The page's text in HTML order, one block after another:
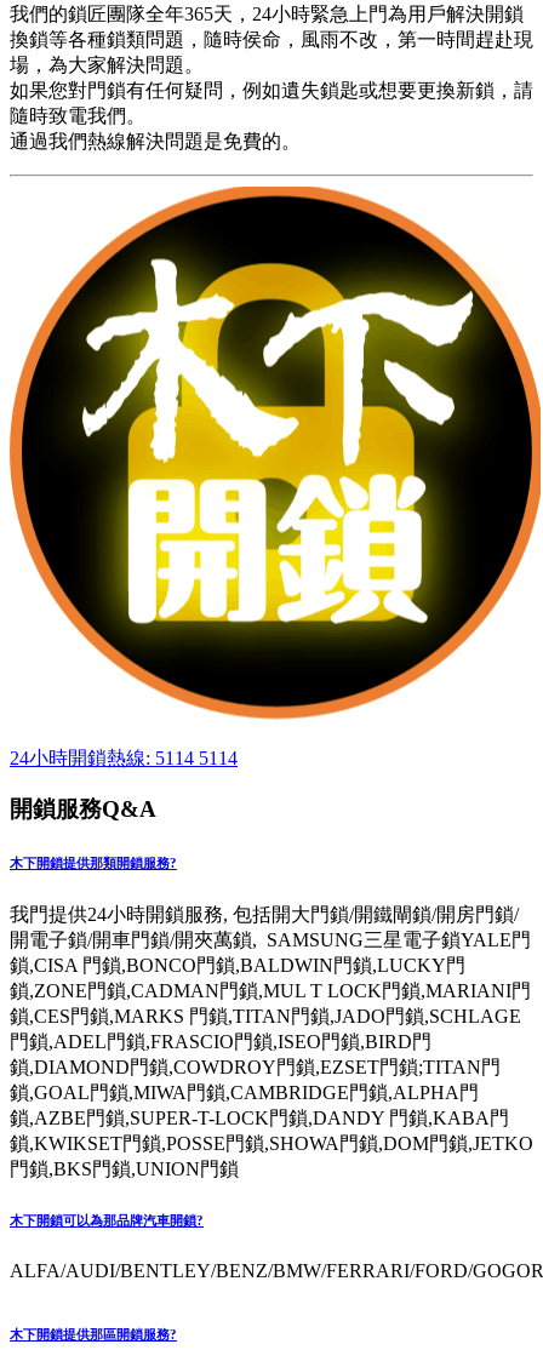
我們的鎖匠團隊全年365天，24小時緊急上門為用戶解決開鎖
換鎖等各種鎖類問題，隨時侯命，風雨不改，第一時間趕赴現
場，為大家解決問題。
如果您對門鎖有任何疑問，例如遺失鎖匙或想要更換新鎖，請
隨時致電我們。
通過我們熱線解決問題是免費的。
24小時開鎖熱線: 5114 5114
開鎖服務Q&A
木下開鎖提供那類開鎖服務?
我門提供24小時開鎖服務, 包括開大門鎖/開鐵閘鎖/開房門鎖/
開電子鎖/開車門鎖/開夾萬鎖, SAMSUNG三星電子鎖YALE門
鎖,CISA 門鎖,BONCO門鎖,BALDWIN門鎖,LUCKY門
鎖,ZONE門鎖,CADMAN門鎖,MUL T LOCK門鎖,MARIANI門
鎖,CES門鎖,MARKS 門鎖,TITAN門鎖,JADO門鎖,SCHLAGE
門鎖,ADEL門鎖,FRASCIO門鎖,ISEO門鎖,BIRD門
鎖,DIAMOND門鎖,COWDROY門鎖,EZSET門鎖;TITAN門
鎖,GOAL門鎖,MIWA門鎖,CAMBRIDGE門鎖,ALPHA門
鎖,AZBE門鎖,SUPER-T-LOCK門鎖,DANDY 門鎖,KABA門
鎖,KWIKSET門鎖,POSSE門鎖,SHOWA門鎖,DOM門鎖,JETKO
門鎖,BKS門鎖,UNION門鎖
木下開鎖可以為那品牌汽車開鎖?
ALFA/AUDI/BENTLEY/BENZ/BMW/FERRARI/FORD/
木下開鎖提供那區開鎖服務?